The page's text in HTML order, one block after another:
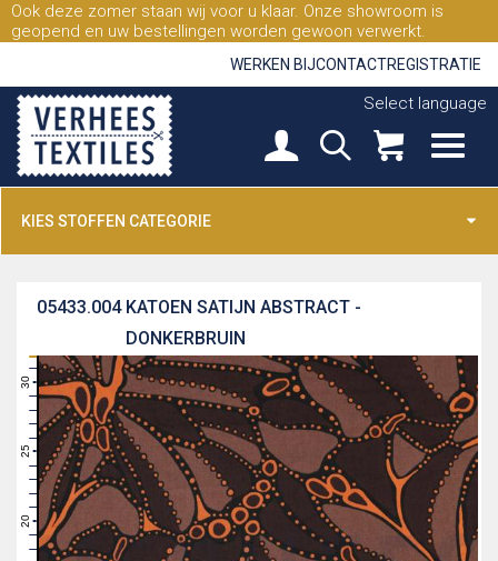
Ook deze zomer staan wij voor u klaar. Onze showroom is
geopend en uw bestellingen worden gewoon verwerkt.
WERKEN BIJCONTACTREGISTRATIE
Select language
KIES STOFFEN CATEGORIE
KATOEN SATIJN ABSTRACT -
DONKERBRUIN
05433.004
19
20
21
23
24
26
27
29
30
31